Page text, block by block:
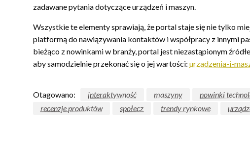
zadawane pytania dotyczące urządzeń i maszyn.
Wszystkie te elementy sprawiają, że portal staje się nie tylko
platformą do nawiązywania kontaktów i współpracy z innymi
bieżąco z nowinkami w branży, portal jest niezastąpionym
aby samodzielnie przekonać się o jej wartości: urzadzenia-i-
Otagowano: interaktywność maszyny nowinki
recenzje produktów
społecz trendy rynkowe